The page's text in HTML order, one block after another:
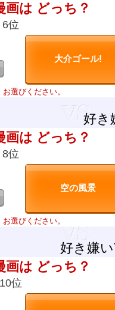
は どっち？
位
選びください。
好き
は どっち？
位
選びください。
好き嫌
は どっち？
位